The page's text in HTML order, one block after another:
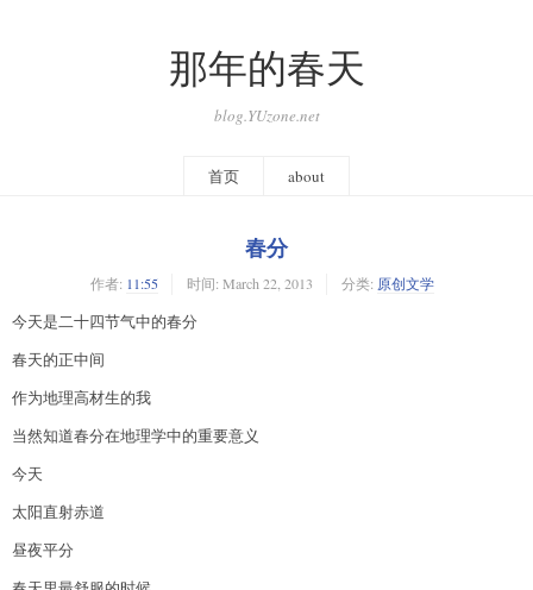
那年的春天
blog.YUzone.net
首页 about
春分
作者: 11:55 时间: March 22, 2013 分类: 原创文学
今天是二十四节气中的春分
春天的正中间
作为地理高材生的我
当然知道春分在地理学中的重要意义
今天
太阳直射赤道
昼夜平分